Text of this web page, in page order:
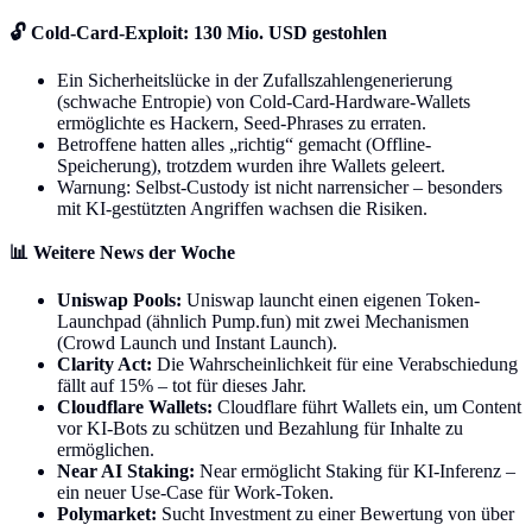
🔓 Cold-Card-Exploit: 130 Mio. USD gestohlen
Ein Sicherheitslücke in der Zufallszahlengenerierung
(schwache Entropie) von Cold-Card-Hardware-Wallets
ermöglichte es Hackern, Seed-Phrases zu erraten.
Betroffene hatten alles „richtig“ gemacht (Offline-
Speicherung), trotzdem wurden ihre Wallets geleert.
Warnung: Selbst-Custody ist nicht narrensicher – besonders
mit KI-gestützten Angriffen wachsen die Risiken.
📊 Weitere News der Woche
Uniswap Pools: Uniswap launcht einen eigenen Token-
Launchpad (ähnlich Pump.fun) mit zwei Mechanismen
(Crowd Launch und Instant Launch).
Clarity Act: Die Wahrscheinlichkeit für eine Verabschiedung
fällt auf 15% – tot für dieses Jahr.
Cloudflare Wallets: Cloudflare führt Wallets ein, um Content
vor KI-Bots zu schützen und Bezahlung für Inhalte zu
ermöglichen.
Near AI Staking: Near ermöglicht Staking für KI-Inferenz –
ein neuer Use-Case für Work-Token.
Polymarket: Sucht Investment zu einer Bewertung von über